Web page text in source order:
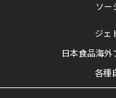
ソー
ジェ
日本食品海外
各種